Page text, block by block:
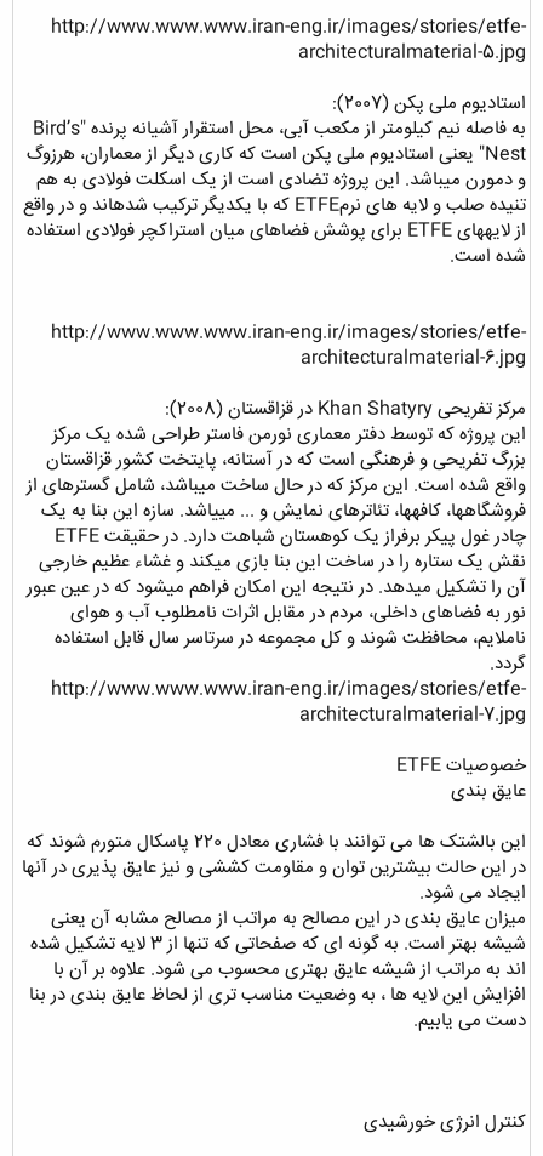
http://www.www.www.iran-eng.ir/images/stories/etfe-
architecturalmaterial-5.jpg
استادیوم ملی پکن (2007):
به فاصله نیم کیلومتر از مکعب آبی، محل استقرار آشیانه پرنده "Bird’s
Nest" یعنی استادیوم ملی پکن است که کاری دیگر از معماران، هرزوگ
و دمورن میباشد. این پروژه تضادی است از یک اسکلت فولادی به هم
تنیده صلب و لایه های نرمETFE که با یکدیگر ترکیب شدهاند و در واقع
از لایههای ETFE برای پوشش فضاهای میان استراکچر فولادی استفاده
شده است.
http://www.www.www.iran-eng.ir/images/stories/etfe-
architecturalmaterial-6.jpg
مرکز تفریحی Khan Shatyry در قزاقستان (2008):
این پروژه که توسط دفتر معماری نورمن فاستر طراحی شده یک مرکز
بزرگ تفریحی و فرهنگی است که در آستانه، پایتخت کشور قزاقستان
واقع شده است. این مرکز که در حال ساخت میباشد، شامل گسترهای از
فروشگاهها، کافهها، تئاترهای نمایش و ... مییاشد. سازه این بنا به یک
چادر غول پیکر برفراز یک کوهستان شباهت دارد. در حقیقت ETFE
نقش یک ستاره را در ساخت این بنا بازی میکند و غشاء عظیم خارجی
آن را تشکیل میدهد. در نتیجه این امکان فراهم میشود که در عین عبور
نور به فضاهای داخلی، مردم در مقابل اثرات نامطلوب آب و هوای
ناملایم، محافظت شوند و کل مجموعه در سرتاسر سال قابل استفاده
گردد.
http://www.www.www.iran-eng.ir/images/stories/etfe-
architecturalmaterial-7.jpg
خصوصیات ETFE
عایق بندی
این بالشتک ها می توانند با فشاری معادل 220 پاسکال متورم شوند که
در این حالت بیشترین توان و مقاومت کششی و نیز عایق پذیری در آنها
ایجاد می شود.
میزان عایق بندی در این مصالح به مراتب از مصالح مشابه آن یعنی
شیشه بهتر است. به گونه ای که صفحاتی که تنها از 3 لایه تشکیل شده
اند به مراتب از شیشه عایق بهتری محسوب می شود. علاوه بر آن با
افزایش این لایه ها ، به وضعیت مناسب تری از لحاظ عایق بندی در بنا
دست می یابیم.
کنترل انرژی خورشیدی